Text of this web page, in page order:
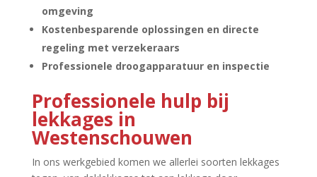
omgeving
Kostenbesparende oplossingen en directe
regeling met verzekeraars
Professionele droogapparatuur en inspectie
Professionele hulp bij
lekkages in
Westenschouwen
In ons werkgebied komen we allerlei soorten lekkages